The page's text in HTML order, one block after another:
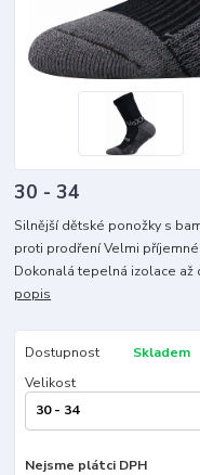
30 - 34
Silnější dětské ponožky s
proti prodření Velmi
Dokonalá tepelná izolace až
popis
Dostupnost
Skladem
Velikost
Nejsme plátci DPH